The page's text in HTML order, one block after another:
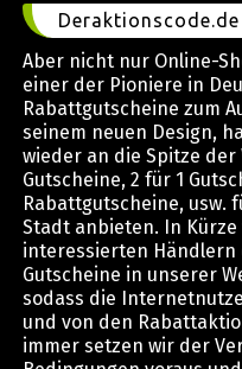
Deraktionscode.de
Aber nicht nur Online-
einer der Pioniere in
Rabattgutscheine zum
seinem neuen Design,
wieder an die Spitze der
Gutscheine, 2 für 1
Rabattgutscheine, usw.
Stadt anbieten. In
interessierten
Gutscheine in unserer
sodass die
und von den
immer setzen wir der